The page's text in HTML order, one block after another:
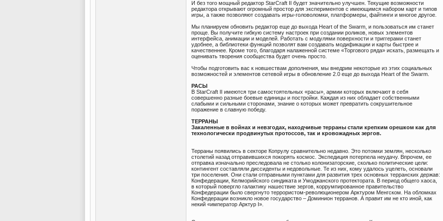
И без того мощный редактор StarCraft II будет значительно улучшен. Текущие возможности
редактора открывают огромный простор для экспериментов с имеющимся набором карт и типов
игры, а также позволяют создавать игры-головоломки, платформеры, файтинги и многое другое.
Мы планируем обновить редактор еще до выхода Heart of the Swarm, и пользоваться им станет
проще. Вы получите гибкую систему настроек при создании роликов, новых элементов
интерфейса, анимации и моделей. Работать с модулями поверхности и триггерами станет
удобнее, а библиотеки функций позволят вам создавать модификации и карты быстрее и
качественнее. Кроме того, благодаря налаженной системе «Торгового ряда» искать, размещать и
оценивать творения сообщества будет очень просто.
Чтобы подготовить вас к новшествам дополнения, мы внедрим некоторые из этих социальных
возможностей и элементов сетевой игры в обновление 2.0 еще до выхода Heart of the Swarm.
РАСЫ
В StarCraft II имеются три самостоятельных «расы», армии которых включают в себя
совершенно разные боевые единицы и постройки. Каждая из них обладает собственными
слабыми и сильными сторонами, знание о которых может превратить сокрушительное
поражение в славную победу.
ТЕРРАНЫ
Закаленные в войнах и невзгодах, находчивые терраны стали крепким орешком как для
технологически продвинутых протоссов, так и кровожадных зергов.
Терраны появились в секторе Копрулу сравнительно недавно. Это потомки землян, несколько
столетий назад отправившихся покорять космос. Экспедиция потерпела неудачу. Впрочем, ее
отправка изначально преследовала не столько колонизаторские, сколько политические цели:
контингент составляли диссиденты и недовольные. Те из них, кому удалось уцелеть, основали
три поселения. Они стали отправными пунктами для развития трех основных терранских держав:
Конфедерации, Келморийского синдиката и Умоджанского протектората. В период общего хаоса,
в который повергло галактику нашествие зергов, коррумпированное правительство
Конфедерации было свергнуто террористом-революционером Арктуром Менгском. На обломках
Конфедерации возникло новое государство – Доминион терранов. А правит им не кто иной, как
некий «император Арктур I».